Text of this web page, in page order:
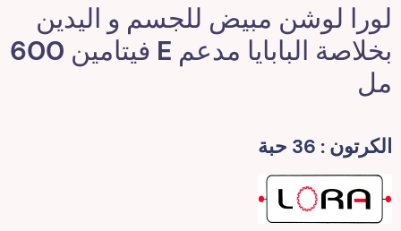
لورا لوشن مبيض للجسم و اليدين
بخلاصة البابايا مدعم E فيتامين 600
مل
الكرتون : 36 حبة